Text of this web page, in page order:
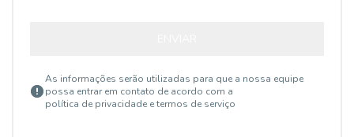
As informações serão utilizadas para que a nossa equipe
possa entrar em contato de acordo com a
política de privacidade e termos de serviço